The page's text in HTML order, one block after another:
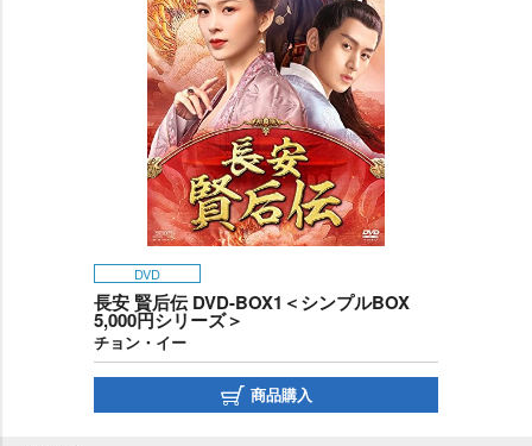
DVD
長安 賢后伝 DVD-BOX1＜シンプルBOX
5,000円シリーズ＞
チョン・イー
商品購入